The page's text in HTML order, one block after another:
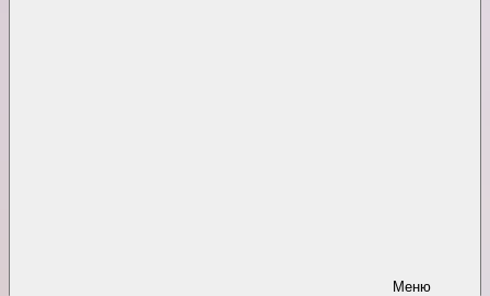
Меню